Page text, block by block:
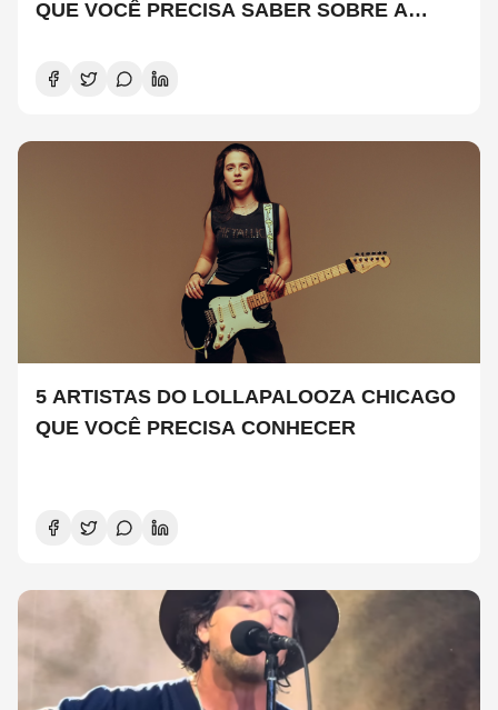
QUE VOCÊ PRECISA SABER SOBRE A
5 ARTISTAS DO LOLLAPALOOZA CHICAGO
QUE VOCÊ PRECISA CONHECER